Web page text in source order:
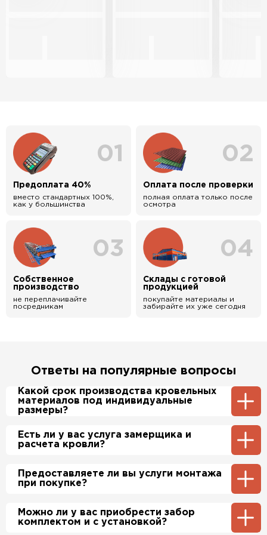
01
Предоплата 40%
вместо стандартных 100%,
как у большинства
02
Оплата после проверки
полная оплата только после
осмотра
03
Собственное
производство
не переплачивайте
посредникам
04
Склады с готовой
продукцией
покупайте материалы и
забирайте их уже сегодня
Ответы на популярные вопросы
Какой срок производства кровельных
материалов под индивидуальные
размеры?
Примерный срок производства
металлочерепицы и профнастила 1-2 дня.
Производственные мощности позволяют нам
Есть ли у вас услуга замерщика и
расчета кровли?
Да, у нас в штате есть инженер-замерщик,
который по Вашей просьбе приедет на
этом стоимость расчета нашим специалистом
будет бесплатно.
Предоставляете ли вы услуги монтажа
при покупке?
Да, если это необходимо заказчику, мы можем
полностью смонтировать Вашу кровлю и
Можно ли у вас приобрести забор
комплектом и с установкой?